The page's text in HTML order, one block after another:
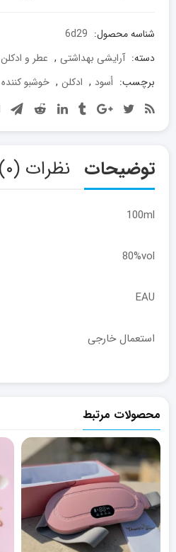
شناسه محصول: 6d29
دسته: آرايشی بهداشتی , عطر و ادکلن
برچسب: أسود , ادکلن , خوشبو کننده
توضیحات نظرات (۰)
100ml
80%vol
EAU
استعمال خارجی
محصولات مرتبط